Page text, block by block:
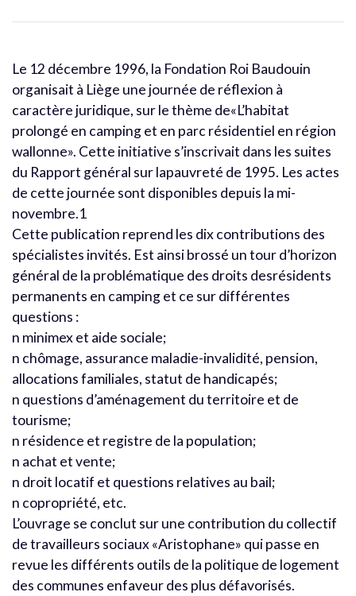
Le 12 décembre 1996, la Fondation Roi Baudouin
organisait à Liège une journée de réflexion à
caractère juridique, sur le thème de«L’habitat
prolongé en camping et en parc résidentiel en région
wallonne». Cette initiative s’inscrivait dans les suites
du Rapport général sur lapauvreté de 1995. Les actes
de cette journée sont disponibles depuis la mi-
novembre.1
Cette publication reprend les dix contributions des
spécialistes invités. Est ainsi brossé un tour d’horizon
général de la problématique des droits desrésidents
permanents en camping et ce sur différentes
questions :
n minimex et aide sociale;
n chômage, assurance maladie-invalidité, pension,
allocations familiales, statut de handicapés;
n questions d’aménagement du territoire et de
tourisme;
n résidence et registre de la population;
n achat et vente;
n droit locatif et questions relatives au bail;
n copropriété, etc.
L’ouvrage se conclut sur une contribution du collectif
de travailleurs sociaux «Aristophane» qui passe en
revue les différents outils de la politique de logement
des communes enfaveur des plus défavorisés.